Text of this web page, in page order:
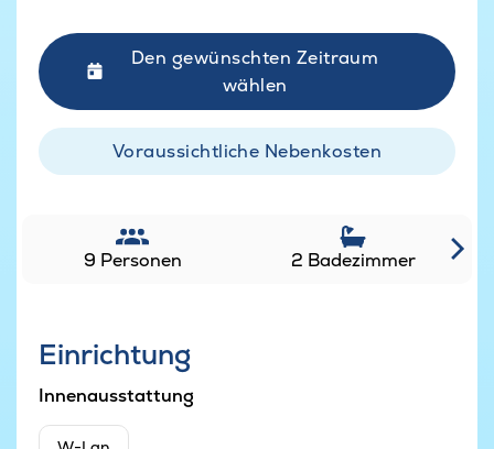
Den gewünschten Zeitraum
wählen
Voraussichtliche Nebenkosten
9 Personen 2 Badezimmer
Einrichtung
Innenausstattung